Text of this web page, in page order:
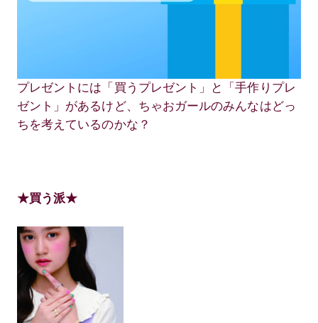
プレゼントには「買うプレゼント」と「手作りプレ
ゼント」があるけど、ちゃおガールのみんなはどっ
ちを考えているのかな？
★買う派★